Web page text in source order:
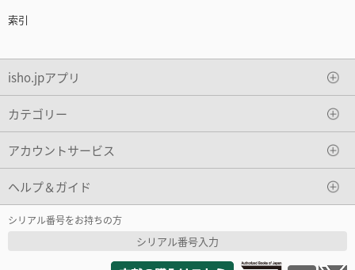
索引
isho.jpアプリ
カテゴリー
アカウントサービス
ヘルプ＆ガイド
シリアル番号をお持ちの方
シリアル番号入力